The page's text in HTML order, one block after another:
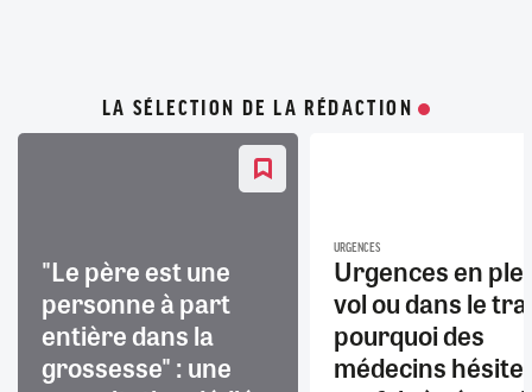
LA SÉLECTION DE LA RÉDACTION
"Le père est une
personne à part
entière dans la
grossesse" : une
URGENCES
Urgences en
vol ou dans le
pourquoi des
médecins